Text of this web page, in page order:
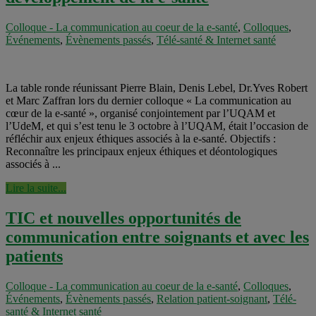
Colloque - La communication au coeur de la e-santé, Colloques,
Événements, Évènements passés, Télé-santé & Internet santé
La table ronde réunissant Pierre Blain, Denis Lebel, Dr.Yves Robert
et Marc Zaffran lors du dernier colloque « La communication au
cœur de la e-santé », organisé conjointement par l’UQAM et
l’UdeM, et qui s’est tenu le 3 octobre à l’UQAM, était l’occasion de
réfléchir aux enjeux éthiques associés à la e-santé. Objectifs :
Reconnaître les principaux enjeux éthiques et déontologiques
associés à ...
Lire la suite...
TIC et nouvelles opportunités de
communication entre soignants et avec les
patients
Colloque - La communication au coeur de la e-santé, Colloques,
Événements, Évènements passés, Relation patient-soignant, Télé-
santé & Internet santé